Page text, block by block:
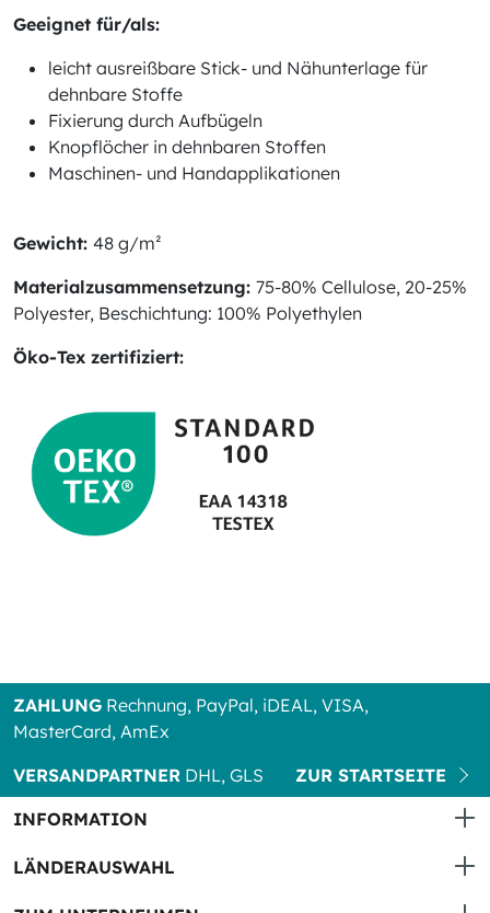
Geeignet für/als:
leicht ausreißbare Stick- und Nähunterlage für
dehnbare Stoffe
Fixierung durch Aufbügeln
Knopflöcher in dehnbaren Stoffen
Maschinen- und Handapplikationen
Gewicht: 48 g/m²
Materialzusammensetzung: 75-80% Cellulose, 20-25%
Polyester, Beschichtung: 100% Polyethylen
Öko-Tex zertifiziert:
ZAHLUNG Rechnung, PayPal, iDEAL, VISA,
MasterCard, AmEx
VERSANDPARTNER DHL, GLS
ZUR STARTSEITE
INFORMATION
LÄNDERAUSWAHL